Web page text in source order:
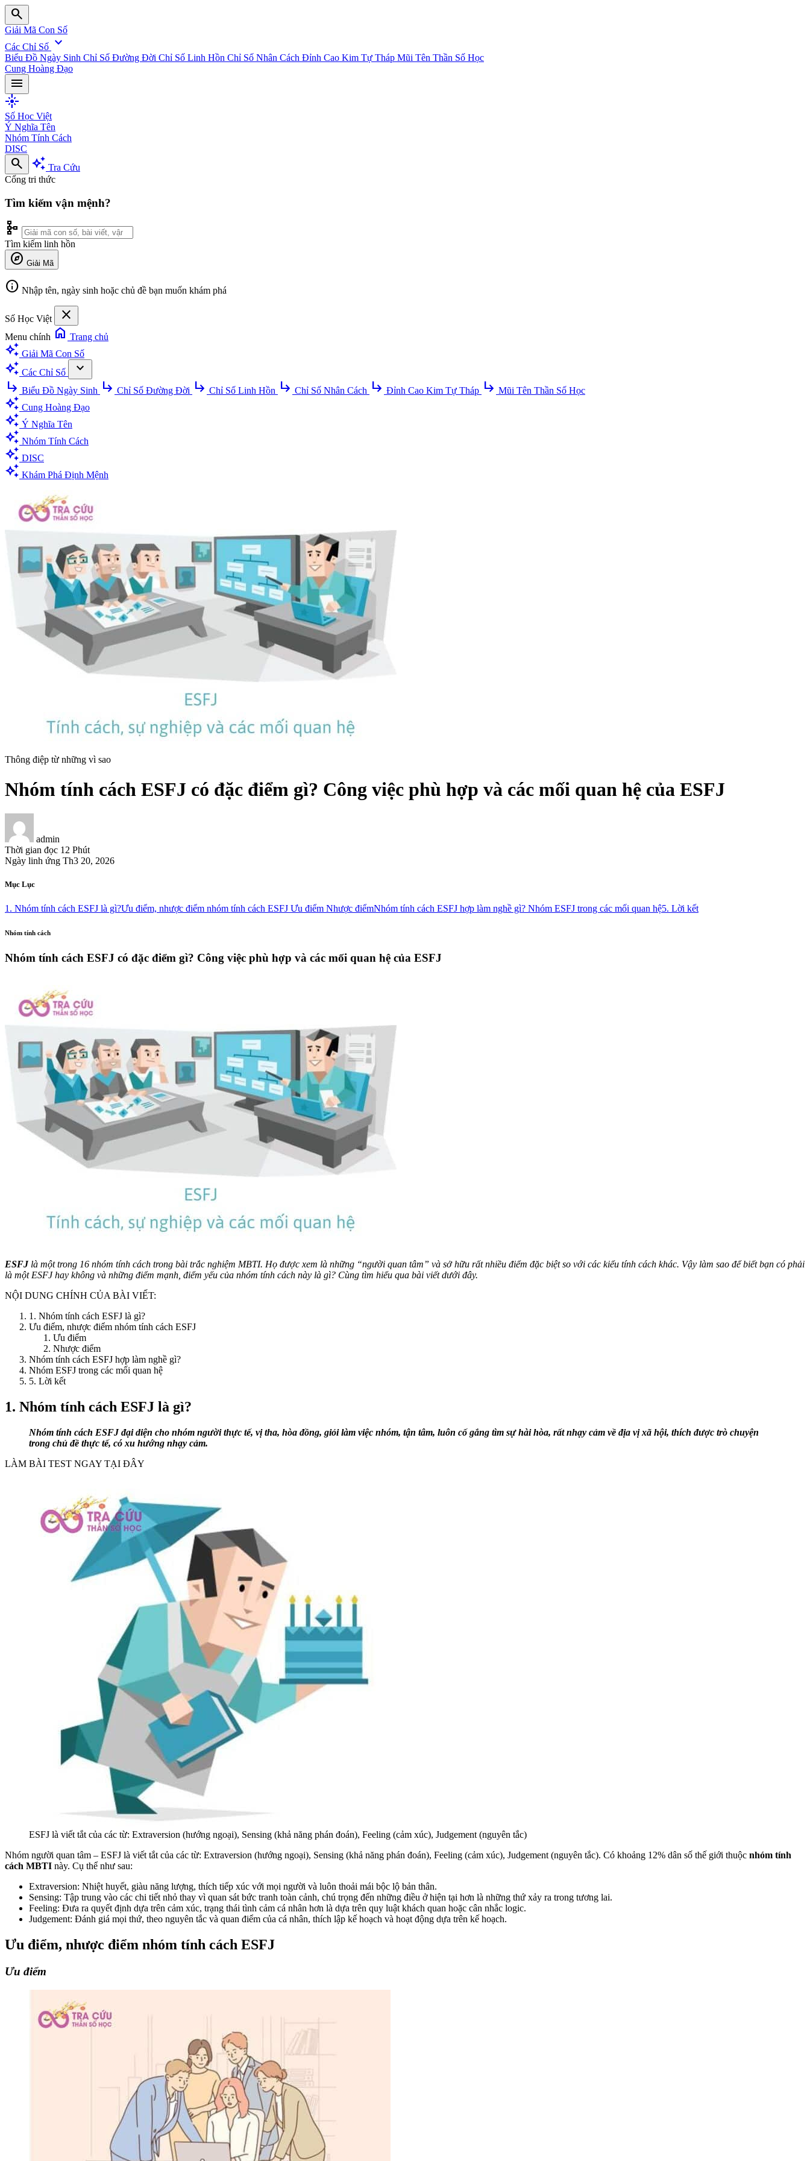
search
Giải Mã Con Số
Các Chỉ Số expand_more
Biểu Đồ Ngày Sinh Chỉ Số Đường Đời Chỉ Số Linh Hồn Chỉ Số Nhân Cách Đỉnh Cao Kim Tự Tháp Mũi Tên Thần Số Học
Cung Hoàng Đạo
menu
flare
Số Học Việt
Ý Nghĩa Tên
Nhóm Tính Cách
DISC
search auto_awesome Tra Cứu
Cổng tri thức
Tìm kiếm vận mệnh?
schema
Tìm kiếm linh hồn
explore Giải Mã
info Nhập tên, ngày sinh hoặc chủ đề bạn muốn khám phá
Số Học Việt close
Menu chính home Trang chủ
auto_awesome Giải Mã Con Số
auto_awesome Các Chỉ Số
expand_more
subdirectory_arrow_right Biểu Đồ Ngày Sinh subdirectory_arrow_right Chỉ Số Đường Đời subdirectory_arrow_right Chỉ Số Linh Hồn subdirectory_arrow_right Chỉ Số Nhân Cách subdirectory_arrow_right Đỉnh Cao Kim Tự Tháp subdirectory_arrow_right Mũi Tên Thần Số Học
auto_awesome Cung Hoàng Đạo
auto_awesome Ý Nghĩa Tên
auto_awesome Nhóm Tính Cách
auto_awesome DISC
auto_awesome Khám Phá Định Mệnh
Thông điệp từ những vì sao
Nhóm tính cách ESFJ có đặc điểm gì? Công việc phù hợp và các mối quan hệ của ESFJ
admin
Thời gian đọc 12 Phút
Ngày linh ứng Th3 20, 2026
Mục Lục
1. Nhóm tính cách ESFJ là gì?Ưu điểm, nhược điểm nhóm tính cách ESFJ Ưu điểm Nhược điểmNhóm tính cách ESFJ hợp làm nghề gì? Nhóm ESFJ trong các mối quan hệ5. Lời kết
Nhóm tính cách
Nhóm tính cách ESFJ có đặc điểm gì? Công việc phù hợp và các mối quan hệ của ESFJ
ESFJlà một trong 16 nhóm tính cách trong bài trắc nghiệm MBTI. Họ được xem là những “người quan tâm” và sở hữu rất nhiều điểm đặc biệt so với các kiểu tính cách khác. Vậy làm sao để biết bạn có phải
là một ESFJ hay không và những điểm mạnh, điểm yếu của nhóm tính cách này là gì? Cùng tìm hiểu qua bài viết dưới đây.
NỘI DUNG CHÍNH CỦA BÀI VIẾT:
1. Nhóm tính cách ESFJ là gì?
Ưu điểm, nhược điểm nhóm tính cách ESFJ
Ưu điểm
Nhược điểm
Nhóm tính cách ESFJ hợp làm nghề gì?
Nhóm ESFJ trong các mối quan hệ
5. Lời kết
1. Nhóm tính cách ESFJ là gì?
Nhóm tính cách ESFJ đại diện cho nhóm người thực tế, vị tha, hòa đồng, giỏi làm việc nhóm, tận tâm, luôn cố gắng tìm sự hài hòa, rất nhạy cảm về địa vị xã hội, thích được trò chuyện
trong chủ đề thực tế, có xu hướng nhạy cảm.
LÀM BÀI TEST NGAY TẠI ĐÂY
ESFJ là viết tắt của các từ: Extraversion (hướng ngoại), Sensing (khả năng phán đoán), Feeling (cảm xúc), Judgement (nguyên tắc)
Nhóm người quan tâm – ESFJ là viết tắt của các từ: Extraversion (hướng ngoại), Sensing (khả năng phán đoán), Feeling (cảm xúc), Judgement (nguyên tắc). Có khoảng 12% dân số thế giới thuộc nhóm tính
cách MBTI này. Cụ thể như sau:
Extraversion: Nhiệt huyết, giàu năng lượng, thích tiếp xúc với mọi người và luôn thoải mái bộc lộ bản thân.
Sensing: Tập trung vào các chi tiết nhỏ thay vì quan sát bức tranh toàn cảnh, chú trọng đến những điều ở hiện tại hơn là những thứ xảy ra trong tương lai.
Feeling: Đưa ra quyết định dựa trên cảm xúc, trạng thái tình cảm cá nhân hơn là dựa trên quy luật khách quan hoặc cân nhắc logic.
Judgement: Đánh giá mọi thứ, theo nguyên tắc và quan điểm của cá nhân, thích lập kế hoạch và hoạt động dựa trên kế hoạch.
Ưu điểm, nhược điểm nhóm tính cách ESFJ
Ưu điểm